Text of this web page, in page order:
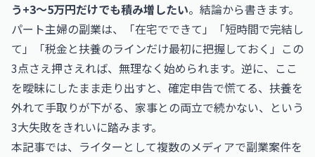
う+3〜5万円だけでも積み増したい。結論から書きます。
パート主婦の副業は、「在宅でできて」「短時間で完結し
て」「税金と扶養のラインだけ最初に把握しておく」この
3点さえ押さえれば、無理なく始められます。逆に、ここ
を曖昧にしたまま走り出すと、確定申告で慌てる、扶養を
外れて手取りが下がる、家事との両立で続かない、という
3大失敗をきれいに踏みます。
本記事では、ライターとして複数のメディアで副業案件を